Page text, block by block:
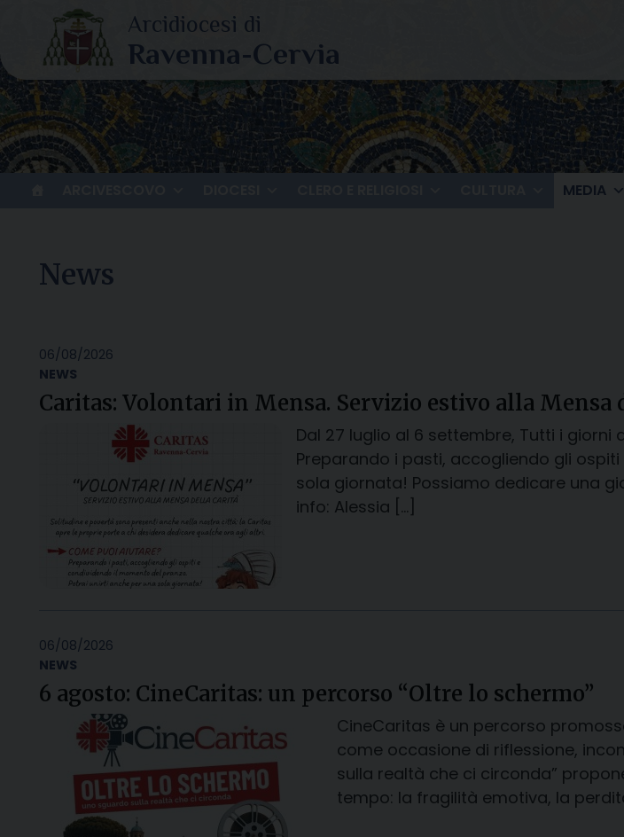
content
MEDIA
News
06/08/2026
NEWS
Caritas: Volontari in Mensa. Servizio estivo alla Mensa
Dal 27 luglio al 6 settembre, Tutti i giorni
Preparando i pasti, accogliendo gli
sola giornata! Possiamo dedicare una
info: Alessia […]
06/08/2026
NEWS
6 agosto: CineCaritas: un percorso “Oltre lo schermo”
CineCaritas è un percorso
come occasione di riflessione,
sulla realtà che ci circonda”
tempo: la fragilità emotiva, la